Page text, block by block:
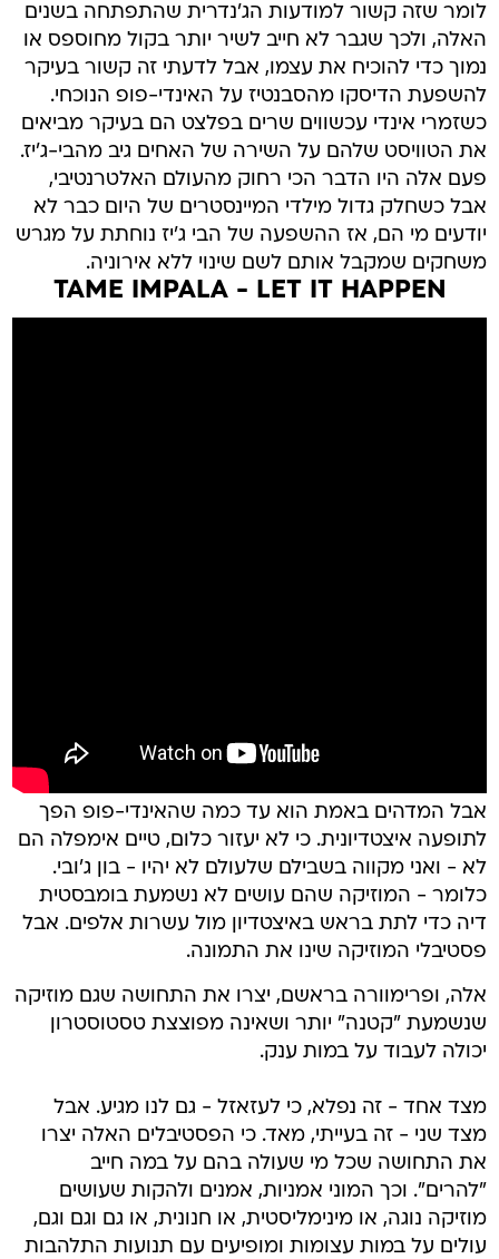
לומר שזה קשור למודעות הג'נדרית שהתפתחה בשנים
האלה, ולכך שגבר לא חייב לשיר יותר בקול מחוספס או
נמוך כדי להוכיח את עצמו, אבל לדעתי זה קשור בעיקר
להשפעת הדיסקו מהסבנטיז על האינדי-פופ הנוכחי.
כשזמרי אינדי עכשווים שרים בפלצט הם בעיקר מביאים
את הטוויסט שלהם על השירה של האחים גיב מהבי-ג'יז.
פעם אלה היו הדבר הכי רחוק מהעולם האלטרנטיבי,
אבל כשחלק גדול מילדי המיינסטרים של היום כבר לא
יודעים מי הם, אז ההשפעה של הבי ג'יז נוחתת על מגרש
משחקים שמקבל אותם לשם שינוי ללא אירוניה.
TAME IMPALA - LET IT HAPPEN
אבל המדהים באמת הוא עד כמה שהאינדי-פופ הפך
לתופעה איצטדיונית. כי לא יעזור כלום, טיים אימפלה הם
לא - ואני מקווה בשבילם שלעולם לא יהיו - בון ג'ובי.
כלומר - המוזיקה שהם עושים לא נשמעת בומבסטית
דיה כדי לתת בראש באיצטדיון מול עשרות אלפים. אבל
פסטיבלי המוזיקה שינו את התמונה.
אלה, ופרימוורה בראשם, יצרו את התחושה שגם מוזיקה
שנשמעת "קטנה" יותר ושאינה מפוצצת טסטוסטרון
יכולה לעבוד על במות ענק.
מצד אחד - זה נפלא, כי לעזאזל - גם לנו מגיע. אבל
מצד שני - זה בעייתי, מאד. כי הפסטיבלים האלה יצרו
את התחושה שכל מי שעולה בהם על במה חייב
"להרים". וכך המוני אמניות, אמנים ולהקות שעושים
מוזיקה נוגה, או מינימליסטית, או חנונית, או גם וגם וגם,
עולים על במות עצומות ומופיעים עם תנועות התלהבות